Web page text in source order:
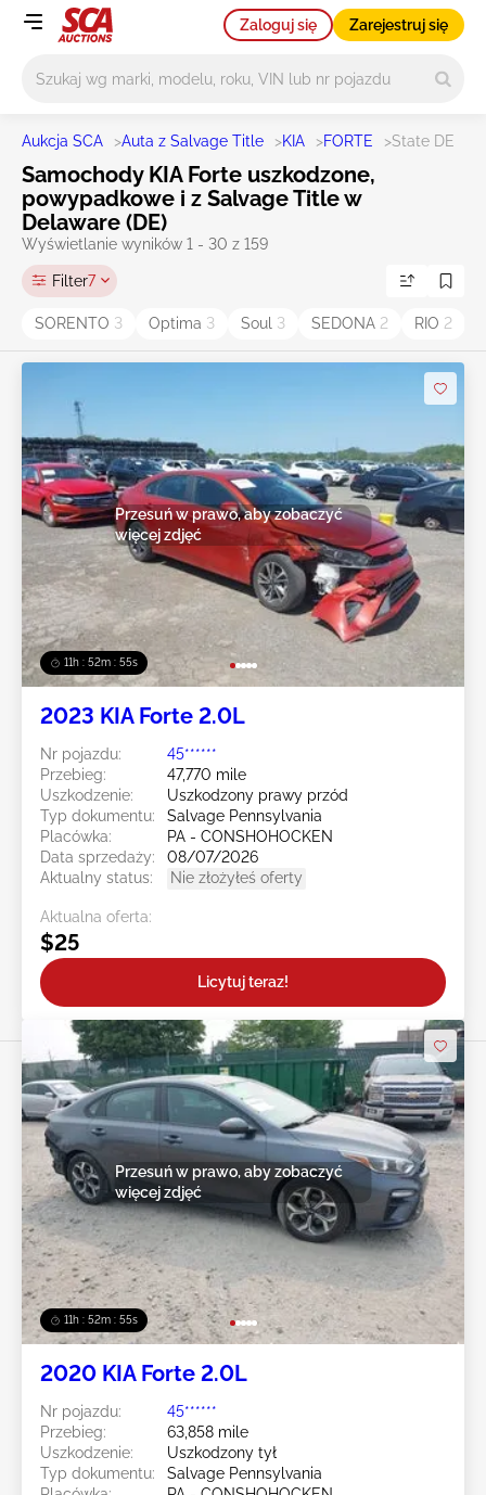
Zaloguj się Zarejestruj się
Aukcja SCA >Auta z Salvage Title >KIA >FORTE >State DE
Samochody KIA Forte uszkodzone,
powypadkowe i z Salvage Title w
Delaware (DE)
Wyświetlanie wyników 1 - 30 z 159
Filter7
SORENTO 3 Optima 3 Soul 3 SEDONA 2 RIO 2
11h : 52m : 52s
Przesuń w prawo, aby zobaczyć
więcej zdjęć
2023 KIA Forte 2.0L
Nr pojazdu:
45******
Przebieg:
47,770 mile
Uszkodzenie:
Uszkodzony prawy przód
Typ dokumentu:
Salvage Pennsylvania
Placówka:
PA - CONSHOHOCKEN
Data sprzedaży:
08/07/2026
Aktualny status:
Nie złożyłeś oferty
Aktualna oferta:
$25
Licytuj teraz!
11h : 52m : 52s
Przesuń w prawo, aby zobaczyć
więcej zdjęć
2020 KIA Forte 2.0L
Nr pojazdu:
45******
Przebieg:
63,858 mile
Uszkodzenie:
Uszkodzony tył
Typ dokumentu:
Salvage Pennsylvania